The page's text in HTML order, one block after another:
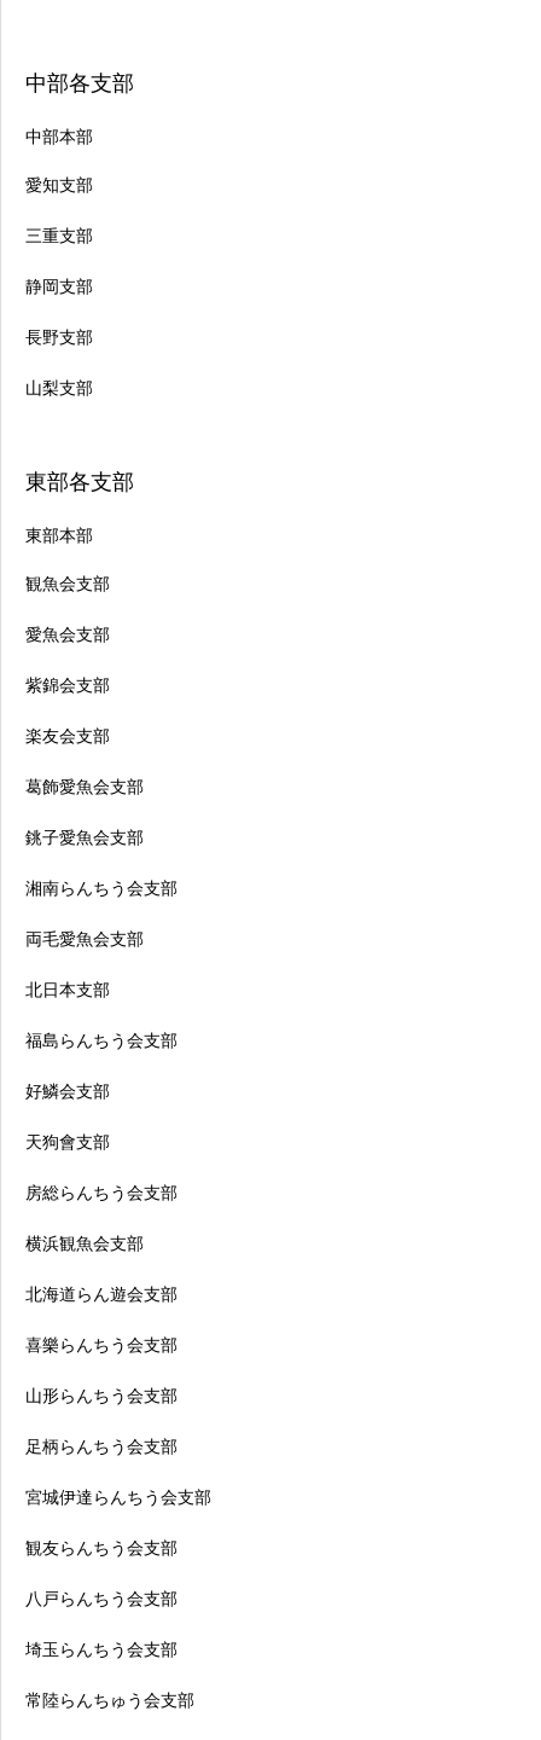
中部各支部
中部本部
愛知支部
三重支部
静岡支部
長野支部
山梨支部
東部各支部
東部本部
観魚会支部
愛魚会支部
紫錦会支部
楽友会支部
葛飾愛魚会支部
銚子愛魚会支部
湘南らんちう会支部
両毛愛魚会支部
北日本支部
福島らんちう会支部
好鱗会支部
天狗會支部
房総らんちう会支部
横浜観魚会支部
北海道らん遊会支部
喜樂らんちう会支部
山形らんちう会支部
足柄らんちう会支部
宮城伊達らんちう会支部
観友らんちう会支部
八戸らんちう会支部
埼玉らんちう会支部
常陸らんちゅう会支部